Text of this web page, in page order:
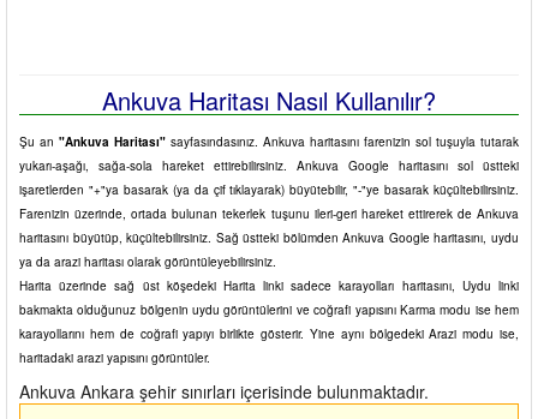
Ankuva Haritası Nasıl Kullanılır?
Şu an "Ankuva Haritası" sayfasındasınız. Ankuva haritasını farenizin sol tuşuyla tutarak
yukarı-aşağı, sağa-sola hareket ettirebilirsiniz. Ankuva Google haritasını sol üstteki
işaretlerden "+"ya basarak (ya da çif tıklayarak) büyütebilir, "-"ye basarak küçültebilirsiniz.
Farenizin üzerinde, ortada bulunan tekerlek tuşunu ileri-geri hareket ettirerek de Ankuva
haritasını büyütüp, küçültebilirsiniz. Sağ üstteki bölümden Ankuva Google haritasını, uydu
ya da arazi haritası olarak görüntüleyebilirsiniz.
Harita üzerinde sağ üst köşedeki Harita linki sadece karayolları haritasını, Uydu linki
bakmakta olduğunuz bölgenin uydu görüntülerini ve coğrafi yapısını Karma modu ise hem
karayollarını hem de coğrafi yapıyı birlikte gösterir. Yine aynı bölgedeki Arazi modu ise,
haritadaki arazi yapısını görüntüler.
Ankuva Ankara şehir sınırları içerisinde bulunmaktadır.